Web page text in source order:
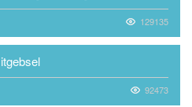
129135
92473